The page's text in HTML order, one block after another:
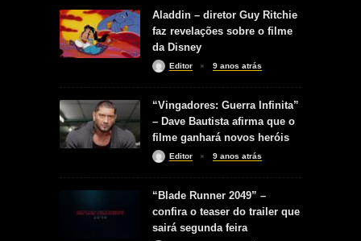
Aladdin – diretor Guy Ritchie
faz revelações sobre o filme
da Disney
Editor 9 anos atrás
“Vingadores: Guerra Infinita”
– Dave Bautista afirma que o
filme ganhará novos heróis
Editor 9 anos atrás
“Blade Runner 2049” –
confira o teaser do trailer que
sairá segunda feira